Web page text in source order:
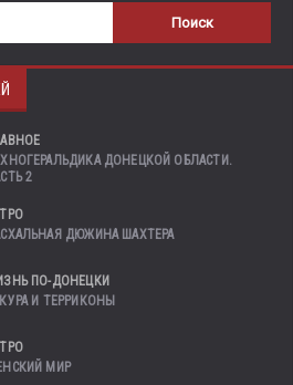
ДОНЕЦКОЙ ОБЛАСТИ.
2
ДЮЖИНА ШАХТЕРА
ПО-ДОНЕЦКИ
И ТЕРРИКОНЫ
МИР